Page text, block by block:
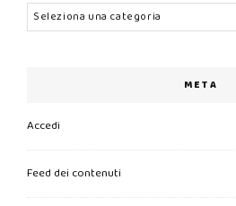
Categorie
META
Accedi
Feed dei contenuti